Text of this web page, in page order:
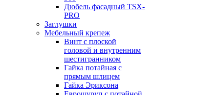
Дюбель фасадный TSX-
PRO
Заглушки
Мебельный крепеж
Винт с плоской
головой и внутренним
шестигранником
Гайка потайная с
прямым шлицем
Гайка Эриксона